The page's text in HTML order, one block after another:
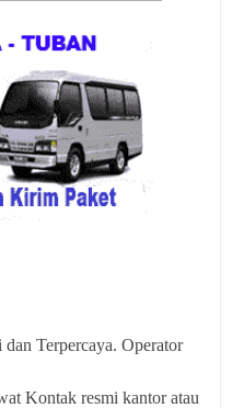
Terpercaya. Operator
Kontak resmi kantor atau